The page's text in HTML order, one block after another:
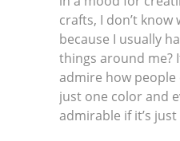
crafts, I don’t know
because I usually
things around me?
admire how
just one color and
admirable if it’s